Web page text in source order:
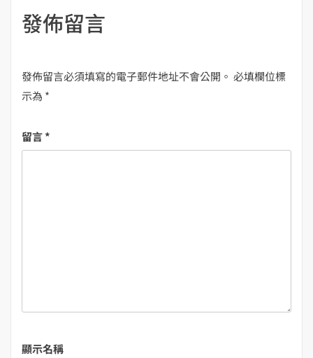
發佈留言
發佈留言必須填寫的電子郵件地址不會公開。 必填欄位標
示為 *
留言*
顯示名稱